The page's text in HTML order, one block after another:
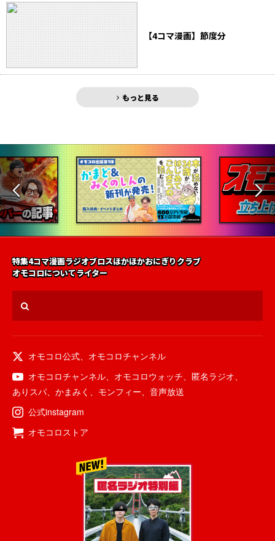
【4コマ漫画】節度分
もっと見る
特集4コマ漫画ラジオブロスほかほかおにぎりクラブ
オモコロについてライター
オモコロ公式、 オモコロチャンネル
オモコロチャンネル、 オモコロウォッチ、 匿名ラジオ、
ありスパ、 かまみく 、 モンフィー、 音声放送
公式instagram
オモコロストア